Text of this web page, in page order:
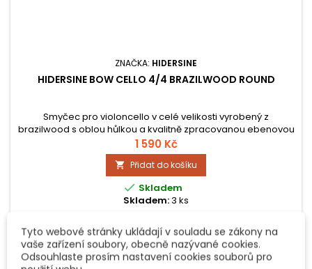
ZNAČKA: HIDERSINE
HIDERSINE BOW CELLO 4/4 BRAZILWOOD ROUND
Smyčec pro violoncello v celé velikosti vyrobený z
brazilwood s oblou hůlkou a kvalitně zpracovanou ebenovou
žabkou.
1 590 Kč
 Přidat do košíku
 Skladem
Skladem:3 ks
Tyto webové stránky ukládají v souladu se zákony na
vaše zařízení soubory, obecně nazývané cookies.
Odsouhlaste prosím nastavení cookies souborů pro